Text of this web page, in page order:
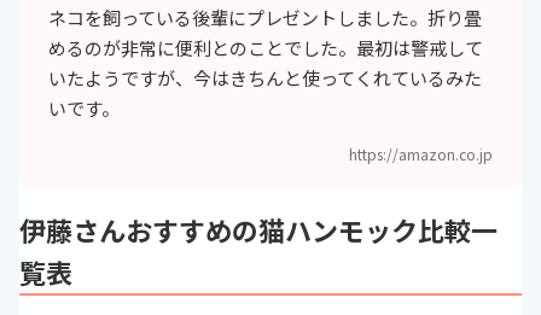
ネコを飼っている後輩にプレゼントしました。折り畳
めるのが非常に便利とのことでした。最初は警戒して
いたようですが、今はきちんと使ってくれているみた
いです。
https://amazon.co.jp
伊藤さんおすすめの猫ハンモック比較一
覧表